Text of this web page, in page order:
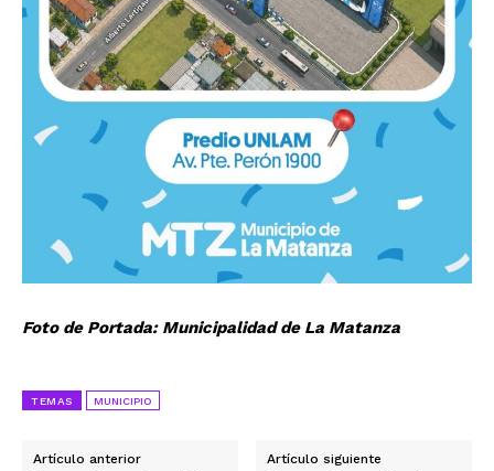
Foto de Portada: Municipalidad de La Matanza
TEMAS MUNICIPIO
Artículo anterior Artículo siguiente